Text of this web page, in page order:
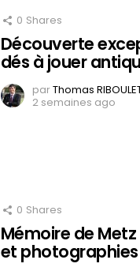
0 Shares
Découverte
dés à jouer
parThomas
2 semaines ago
0 Shares
Mémoire de
et